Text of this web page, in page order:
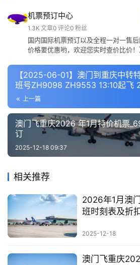
机票预订中心
1.3K 文章0 评论0 粉丝
国内国际机票预订以及全程一对一售
价格要优惠哟，欢迎您实时查价比价！
【2025-06-01】澳门到重庆中转
班号ZH9098 ZH9553 13:10起飞
上一篇
澳门飞重庆2026 年1月特价机票
订
2025-12-18 09:37
相关推荐
2026年1月澳
班时刻表及折
2025-12-18
澳门飞重庆